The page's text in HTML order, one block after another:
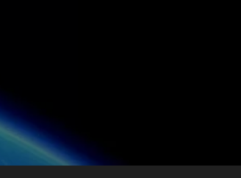
藤原竜也がAIで組織の改善
点を見抜く！ SKYSEA Client
View 新テレビCM公開！
新オプション！ AIが組織の